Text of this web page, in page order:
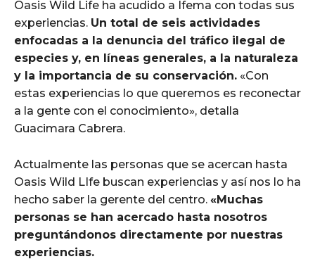
Oasis Wild Life ha acudido a Ifema con todas sus
experiencias. Un total de seis actividades
enfocadas a la denuncia del tráfico ilegal de
especies y, en líneas generales, a la naturaleza
y la importancia de su conservación. «Con
estas experiencias lo que queremos es reconectar
a la gente con el conocimiento», detalla
Guacimara Cabrera.
Actualmente las personas que se acercan hasta
Oasis Wild LIfe buscan experiencias y así nos lo ha
hecho saber la gerente del centro. «Muchas
personas se han acercado hasta nosotros
preguntándonos directamente por nuestras
experiencias.